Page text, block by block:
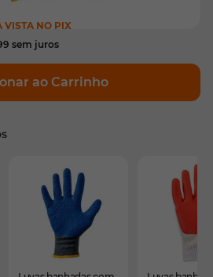
VISTA NO PIX
sem juros
ao Carrinho
elementos do carrossel
o carrossel
a navegação em carrossel